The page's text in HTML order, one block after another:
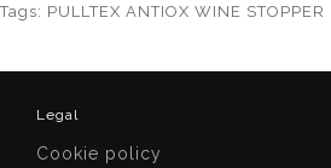
Tags: PULLTEX ANTIOX WINE STOPPER
Legal
Cookie policy